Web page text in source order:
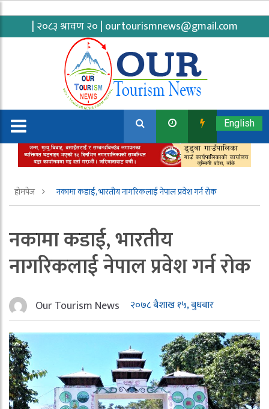
| २०८३ श्रावण २० | ourtourismnews@gmail.com
English
होमपेज नकामा कडाई, भारतीय नागरिकलाई नेपाल प्रवेश गर्न रोक
नकामा कडाई, भारतीय
नागरिकलाई नेपाल प्रवेश गर्न रोक
Our Tourism News २०७८ बैशाख १५, बुधबार